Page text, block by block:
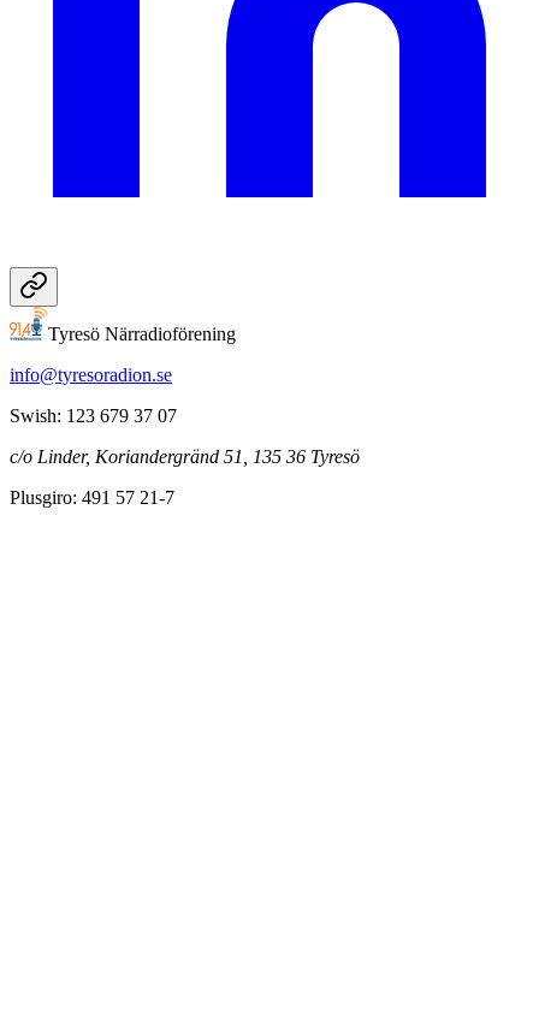
Tyresö Närradioförening
info@tyresoradion.se
Swish: 123 679 37 07
c/o Linder, Koriandergränd 51, 135 36 Tyresö
Plusgiro: 491 57 21-7